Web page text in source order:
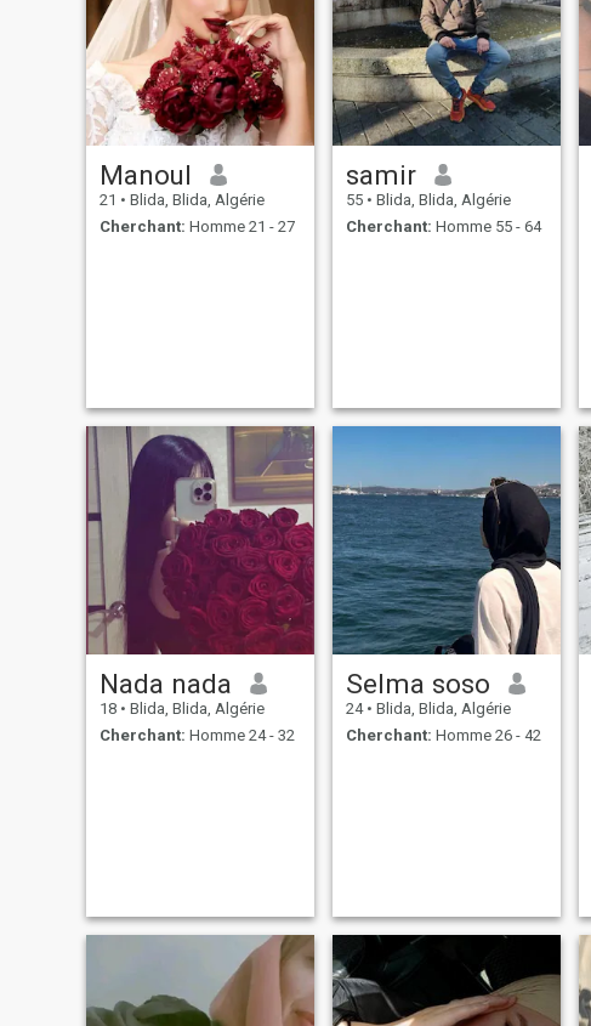
Manoul
21 • Blida, Blida, Algérie
Cherchant: Homme 21 - 27
samir
55 • Blida, Blida, Algérie
Cherchant: Homme 55 - 64
Nada nada
18 • Blida, Blida, Algérie
Cherchant: Homme 24 - 32
Selma soso
24 • Blida, Blida, Algérie
Cherchant: Homme 26 - 42